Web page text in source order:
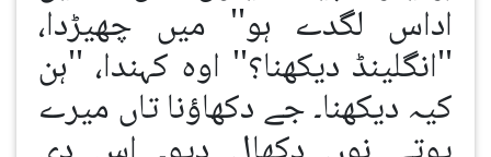
اداس لگدے ہو'' میں چھیڑدا،
''انگلینڈ دیکھنا؟'' اوہ کہندا، ''ہن
کیہ دیکھنا۔ جے دکھاؤنا تاں میرے